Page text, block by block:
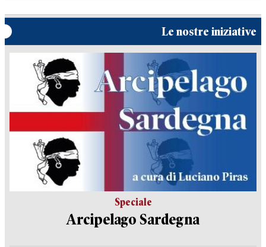
Le nostre iniziative
Speciale
Arcipelago Sardegna